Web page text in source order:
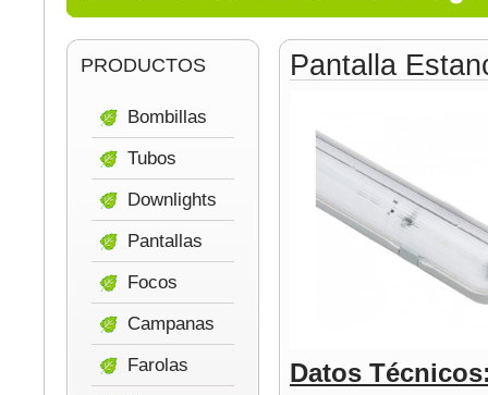
Pantalla
Datos
PRODUCTOS
Bombillas
Tubos
Downlights
Pantallas
Focos
Campanas
Farolas